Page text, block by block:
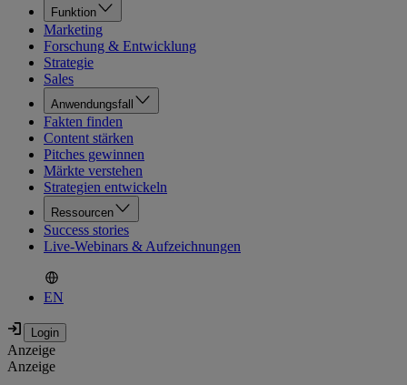
Funktion
Marketing
Forschung & Entwicklung
Strategie
Sales
Anwendungsfall
Fakten finden
Content stärken
Pitches gewinnen
Märkte verstehen
Strategien entwickeln
Ressourcen
Success stories
Live-Webinars & Aufzeichnungen
EN
Anzeige
Anzeige